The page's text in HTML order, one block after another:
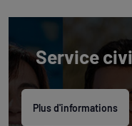
Service
Plus d'informations